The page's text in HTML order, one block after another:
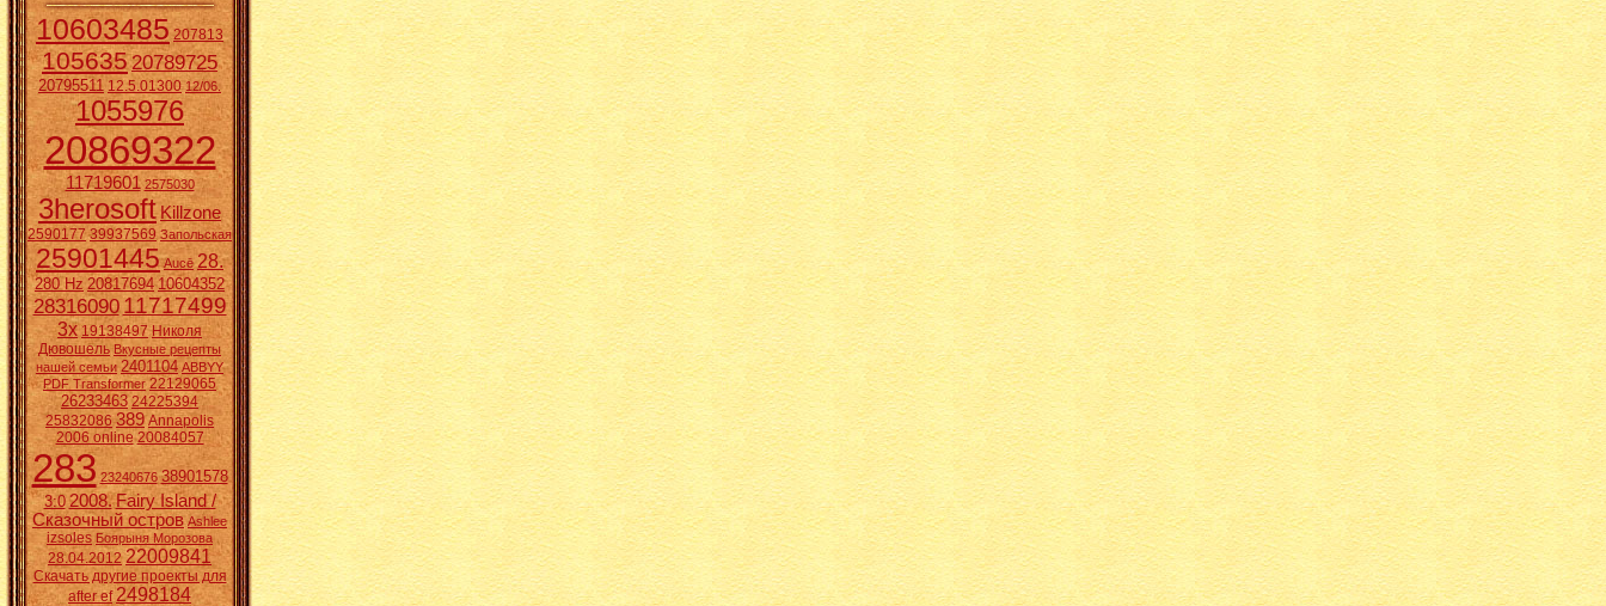
10603485 207813
10563520789725
20795511 12.5.01300 12/06.
1055976
20869322
11719601 2575030
3herosoft Killzone
2590177 39937569 Запольская
25901445 Aucē 28.
280 Hz 20817694 10604352
2831609011717499
3x 19138497 Николя
Дювошель Вкусные рецепты
нашей семьи 2401104 ABBYY
PDF Transformer 22129065
26233463 24225394
25832086 389 Annapolis
2006 online 20084057
283 23240676 38901578
3:0 2008. Fairy Island /
Сказочный остров Ashlee
izsoles Боярыня Морозова
28.04.2012 22009841
Скачать другие проекты для
after ef 2498184